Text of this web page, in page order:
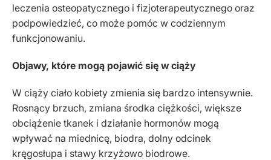
leczenia osteopatycznego i fizjoterapeutycznego oraz
podpowiedzieć, co może pomóc w codziennym
funkcjonowaniu.
Objawy, które mogą pojawić się w ciąży
W ciąży ciało kobiety zmienia się bardzo intensywnie.
Rosnący brzuch, zmiana środka ciężkości, większe
obciążenie tkanek i działanie hormonów mogą
wpływać na miednicę, biodra, dolny odcinek
kręgosłupa i stawy krzyżowo biodrowe.